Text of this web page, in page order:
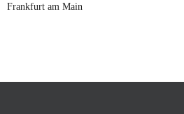
Frankfurt am Main